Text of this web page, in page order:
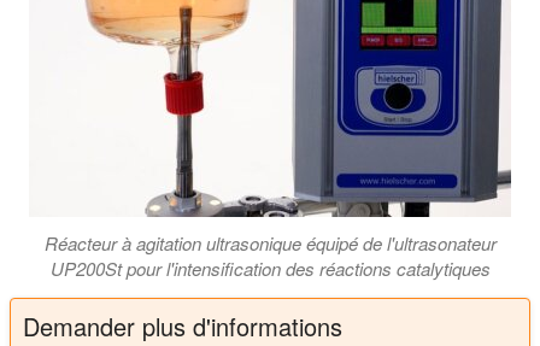
Réacteur à agitation ultrasonique équipé de l'ultrasonateur
UP200St pour l'intensification des réactions catalytiques
Demander plus d'informations